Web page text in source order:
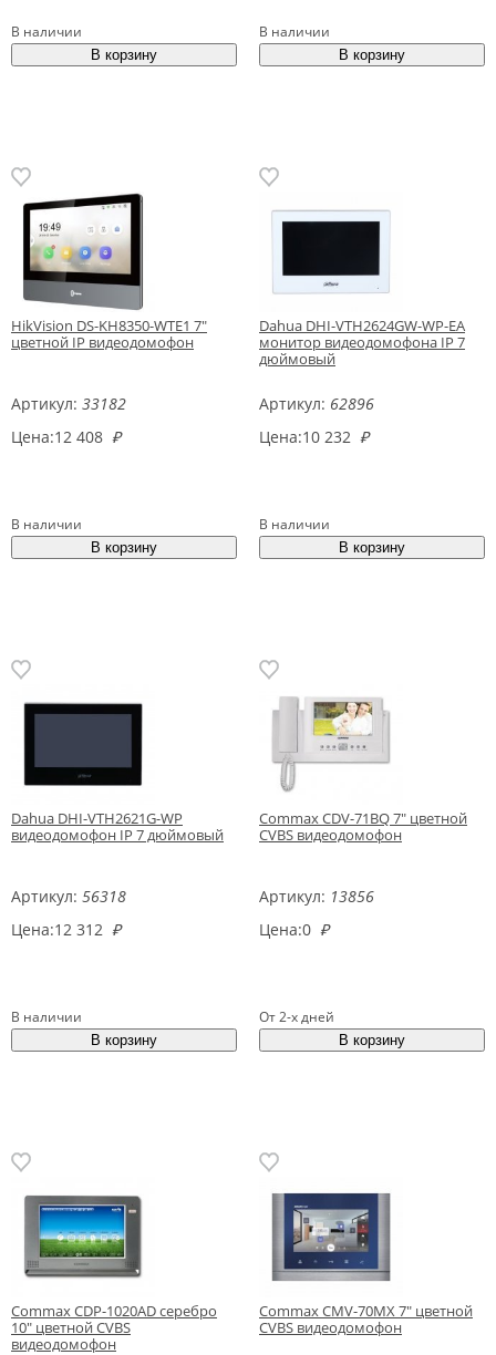
В наличии В наличии
HikVision DS-KH8350-WTE1 7"
цветной IP видеодомофон
Артикул: 33182
Цена:12 408 ₽
В наличии
Dahua DHI-VTH2624GW-WP-EA
монитор видеодомофона IP 7
дюймовый
Артикул: 62896
Цена:10 232 ₽
В наличии
Dahua DHI-VTH2621G-WP
видеодомофон IP 7 дюймовый
Артикул: 56318
Цена:12 312 ₽
В наличии
Commax CDV-71BQ 7" цветной
CVBS видеодомофон
Артикул: 13856
Цена:0 ₽
От 2-х дней
Commax CDP-1020AD серебро
10" цветной CVBS
видеодомофон
Commax CMV-70MX 7" цветной
CVBS видеодомофон